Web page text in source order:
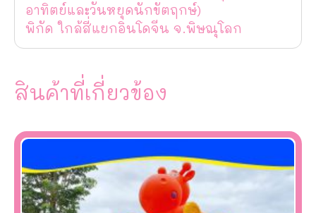
อาทิตย์และวันหยุดนักขัตฤกษ์)
พิกัด ใกล้สี่แยกอินโดจีน จ.พิษณุโลก
สินค้าที่เกี่ยวข้อง